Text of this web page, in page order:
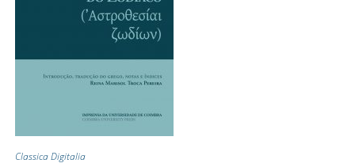
Classica Digitalia